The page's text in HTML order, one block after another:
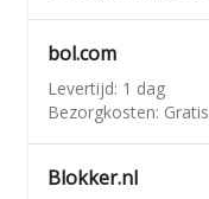
bol.com
Levertijd: 1 dag
Bezorgkosten: Gratis
Blokker.nl